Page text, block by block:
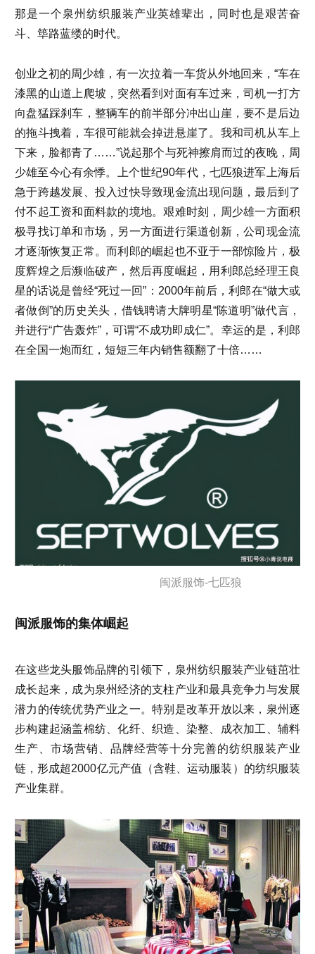
那是一个泉州纺织服装产业英雄辈出，同时也是艰苦奋
斗、筚路蓝缕的时代。
创业之初的周少雄，有一次拉着一车货从外地回来，“车在
漆黑的山道上爬坡，突然看到对面有车过来，司机一打方
向盘猛踩刹车，整辆车的前半部分冲出山崖，要不是后边
的拖斗拽着，车很可能就会掉进悬崖了。我和司机从车上
下来，脸都青了……”说起那个与死神擦肩而过的夜晚，周
少雄至今心有余悸。上个世纪90年代，七匹狼进军上海后
急于跨越发展、投入过快导致现金流出现问题，最后到了
付不起工资和面料款的境地。艰难时刻，周少雄一方面积
极寻找订单和市场，另一方面进行渠道创新，公司现金流
才逐渐恢复正常。而利郎的崛起也不亚于一部惊险片，极
度辉煌之后濒临破产，然后再度崛起，用利郎总经理王良
星的话说是曾经“死过一回”：2000年前后，利郎在“做大或
者做倒”的历史关头，借钱聘请大牌明星“陈道明”做代言，
并进行“广告轰炸”，可谓“不成功即成仁”。幸运的是，利郎
在全国一炮而红，短短三年内销售额翻了十倍……
闽派服饰-七匹狼
闽派服饰的集体崛起
在这些龙头服饰品牌的引领下，泉州纺织服装产业链茁壮
成长起来，成为泉州经济的支柱产业和最具竞争力与发展
潜力的传统优势产业之一。特别是改革开放以来，泉州逐
步构建起涵盖棉纺、化纤、织造、染整、成衣加工、辅料
生产、市场营销、品牌经营等十分完善的纺织服装产业
链，形成超2000亿元产值（含鞋、运动服装）的纺织服装
产业集群。